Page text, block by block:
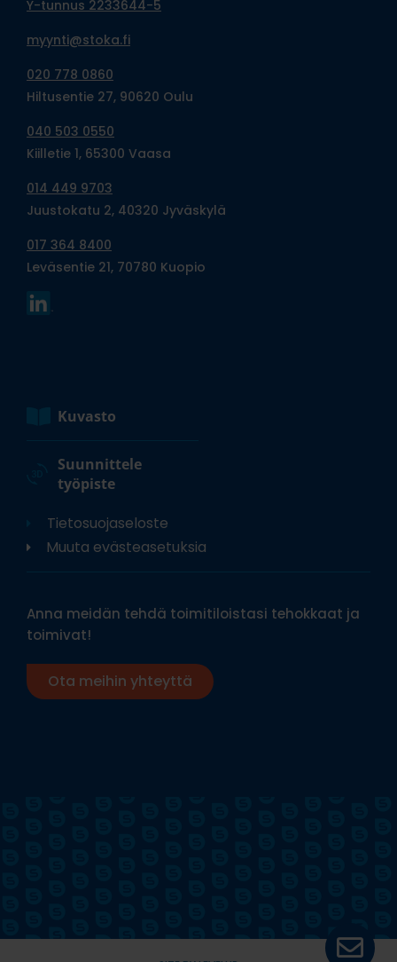
Y-tunnus 2233644-5
myynti@stoka.fi
020 778 0860
Hiltusentie 27, 90620 Oulu
040 503 0550
Kiilletie 1, 65300 Vaasa
014 449 9703
Juustokatu 2, 40320 Jyväskylä
017 364 8400
Leväsentie 21, 70780 Kuopio
Kuvasto
Suunnittele
työpiste
Tietosuojaseloste
Muuta evästeasetuksia
Anna meidän tehdä toimitiloistasi tehokkaat ja
toimivat!
Ota meihin yhteyttä